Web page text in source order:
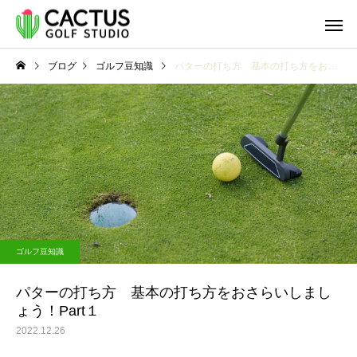
ゴルフ豆知識
パターの打ち方 基本の打
ち方をおさらいしましょ
う！Part２
ゴルフ豆知識
パターの打ち方 基本
ち方をおさらいしまし
う！Part１
ブログ ゴルフ豆知識 パターの打ち方 基本の打ち方をおさらいしましょう！Part１
ゴルフ豆知識
パターの打ち方 基本の打ち方をおさらいしまし
ょう！Part１
2022.12.26